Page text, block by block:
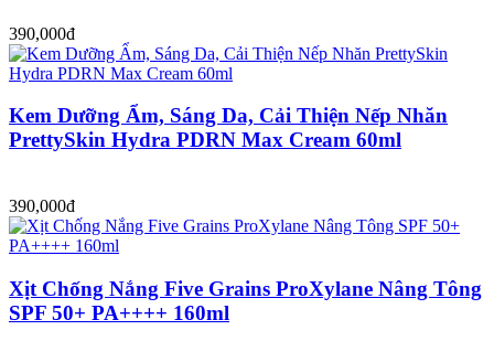
390,000đ
Kem Dưỡng Ẩm, Sáng Da, Cải Thiện Nếp Nhăn
PrettySkin Hydra PDRN Max Cream 60ml
390,000đ
Xịt Chống Nắng Five Grains ProXylane Nâng Tông
SPF 50+ PA++++ 160ml